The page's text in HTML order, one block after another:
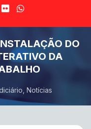
DO
DA
Notícias